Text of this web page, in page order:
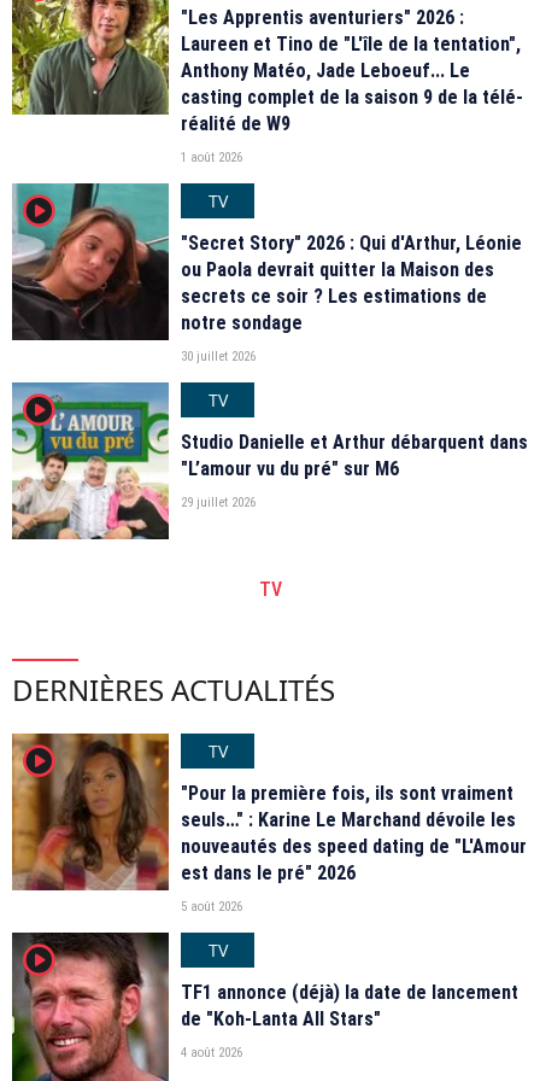
"Les Apprentis aventuriers" 2026 :
Laureen et Tino de "L'île de la tentation",
Anthony Matéo, Jade Leboeuf... Le
casting complet de la saison 9 de la télé-
réalité de W9
1 août 2026
player2
TV
"Secret Story" 2026 : Qui d'Arthur, Léonie
ou Paola devrait quitter la Maison des
secrets ce soir ? Les estimations de
notre sondage
30 juillet 2026
player2
TV
Studio Danielle et Arthur débarquent dans
"L’amour vu du pré" sur M6
29 juillet 2026
TV
DERNIÈRES ACTUALITÉS
player2
TV
"Pour la première fois, ils sont vraiment
seuls…" : Karine Le Marchand dévoile les
nouveautés des speed dating de "L'Amour
est dans le pré" 2026
5 août 2026
player2
TV
TF1 annonce (déjà) la date de lancement
de "Koh-Lanta All Stars"
4 août 2026